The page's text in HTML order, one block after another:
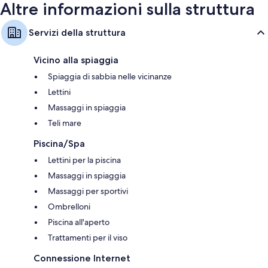
Altre informazioni sulla struttura
Servizi della struttura
Vicino alla spiaggia
Spiaggia di sabbia nelle vicinanze
Lettini
Massaggi in spiaggia
Teli mare
Piscina/Spa
Lettini per la piscina
Massaggi in spiaggia
Massaggi per sportivi
Ombrelloni
Piscina all'aperto
Trattamenti per il viso
Connessione Internet